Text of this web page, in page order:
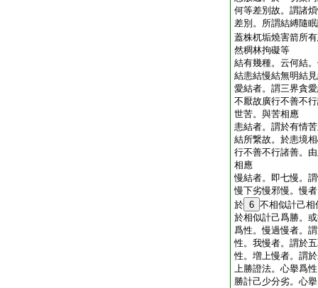
何等差別故。謂諸
差別。所謂結縛隨
蓋株杌垢燒害箭所
然稠林拘礙等
結有幾種。云何結
結恚結慢結無明結
愛結者。謂三界貪
不厭故廣行不善不
世苦。與苦相應
恚結者。謂於有情
結所繋故。於恚境
行不善不行諸善。
相應
慢結者。即七慢。
慢下劣慢邪慢。慢
於 6 不相似計己相
於相似計己爲勝。
爲性。慢過慢者。
性。我慢者。謂於
性。増上慢者。謂
上勝證法。心擧爲
勝計己少分劣。心